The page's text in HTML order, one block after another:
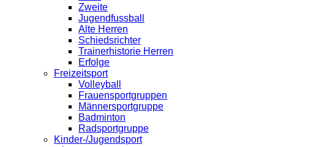
Zweite
Jugendfussball
Alte Herren
Schiedsrichter
Trainerhistorie Herren
Erfolge
Freizeitsport
Volleyball
Frauensportgruppen
Männersportgruppe
Badminton
Radsportgruppe
Kinder-/Jugendsport